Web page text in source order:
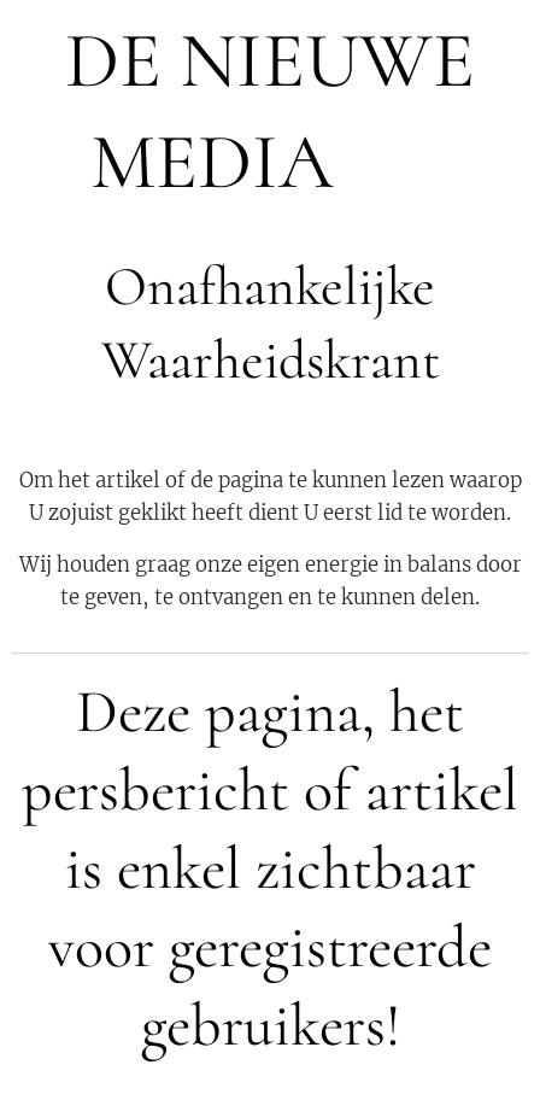
DE NIEUWE
MEDIA 🟣
Onafhankelijke
Waarheidskrant
Om het artikel of de pagina te kunnen lezen waarop
U zojuist geklikt heeft dient U eerst lid te worden.
Wij houden graag onze eigen energie in balans door
te geven, te ontvangen en te kunnen delen.
Deze pagina, het
persbericht of artikel
is enkel zichtbaar
voor geregistreerde
gebruikers!